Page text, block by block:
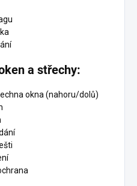
a střechy:
okna (nahoru/dolů)